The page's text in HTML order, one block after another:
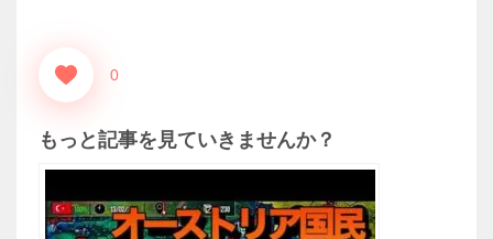
0
もっと記事を見ていきませんか？